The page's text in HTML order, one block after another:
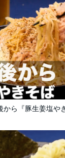
から『豚生姜塩や